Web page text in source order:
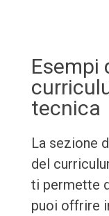
Esempi
tecnica
La sezione
del
ti permette
puoi offrire